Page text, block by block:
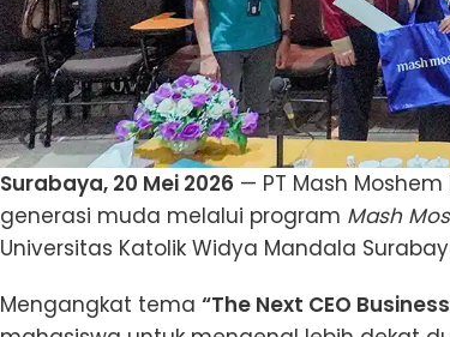
Surabaya, 20 Mei 2026 — PT Mash
generasi muda melalui program Mash
Universitas Katolik Widya Mandala
Mengangkat tema “The Next CEO